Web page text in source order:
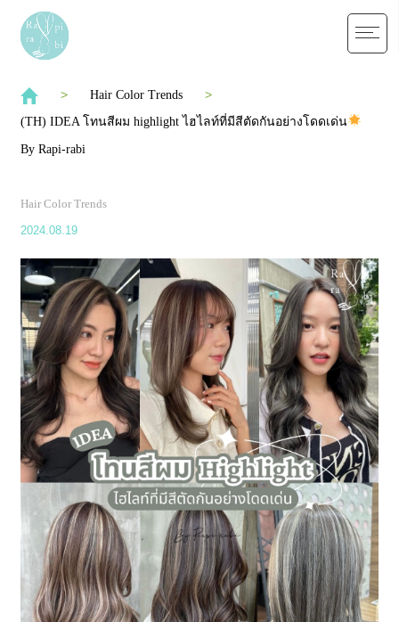
Hair Color Trends
(TH) IDEA โทนสีผม highlight ไฮไลท์ที่มีสีตัดกันอย่างโดดเด่น
By Rapi-rabi
Hair Color Trends
2024.08.19